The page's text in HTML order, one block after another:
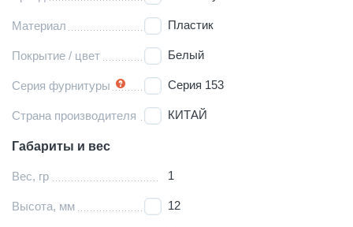
Материал Пластик
Покрытие / цвет Белый
Серия фурнитуры Серия 153
Страна производителя КИТАЙ
Габариты и вес
Вес, гр 1
Высота, мм 12